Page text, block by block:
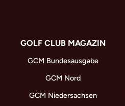
GOLF CLUB MAGAZIN
GCM Bundesausgabe
GCM Nord
GCM Niedersachsen